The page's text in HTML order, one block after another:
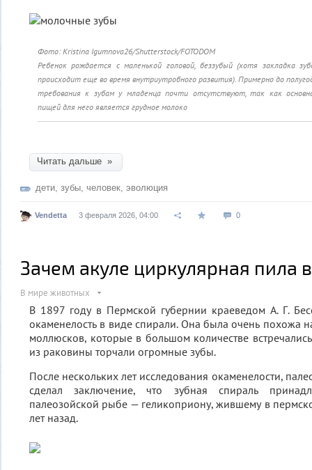
Фото: Kristina Igumnova26/Shutterstock/FOTODOM
Ребенок рождается с маленькой головой, беззубый (хотя закладка
происходит еще во время внутриутробного развития). Примерно до
требования к зубам у младенца почти отсутствуют, так как
пищей для него является грудное молоко
Читать дальше »
дети, зубы, человек, эволюция
Vendetta 3 февраля 2026, 04:00 0
Зачем акуле циркулярная пила
В мире животных
В 1897 году в Пермской губернии краеведом А. Г.
окаменелость в виде спирали. Она была очень похожа
моллюсков, которые в большом количестве
из раковины торчали огромные зубы.
После нескольких лет исследования окаменелости,
сделал заключение, что зубная спираль
палеозойской рыбе — геликоприону, жившему в
лет назад.